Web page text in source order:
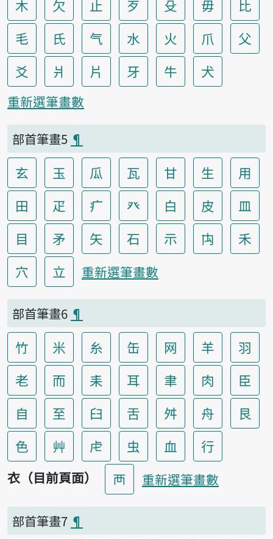
木 欠 止 歹 殳 毋
比
毛
氏 气 水 火 爪
父
爻
爿 片 牙 牛 犬
重新選筆畫數
部首筆畫5 ¶
玄 玉 瓜 瓦 甘 生
用
田
疋 疒 癶 白 皮
皿
目
矛 矢 石 示 禸
禾
穴
立 重新選筆畫數
部首筆畫6 ¶
竹 米 糸 缶 网 羊
羽
老
而 耒 耳 聿 肉
臣
自
至 臼 舌 舛 舟
艮
色
艸 虍 虫 血 行
衣（目前頁面） 襾 重新選筆畫數
部首筆畫7 ¶